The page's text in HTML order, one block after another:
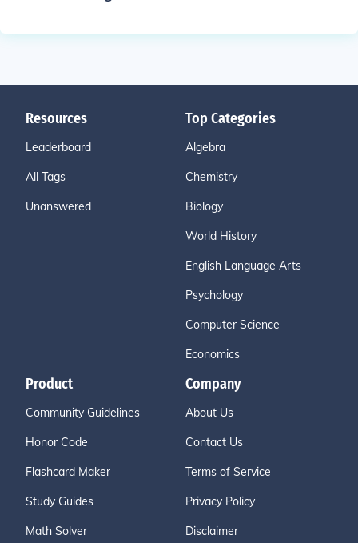
Resources
Leaderboard
All Tags
Unanswered
Top Categories
Algebra
Chemistry
Biology
World History
English Language Arts
Psychology
Computer Science
Economics
Product
Community Guidelines
Honor Code
Flashcard Maker
Study Guides
Math Solver
Company
About Us
Contact Us
Terms of Service
Privacy Policy
Disclaimer